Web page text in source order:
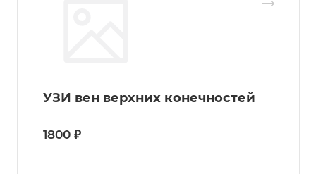
УЗИ вен верхних конечностей
1800 ₽